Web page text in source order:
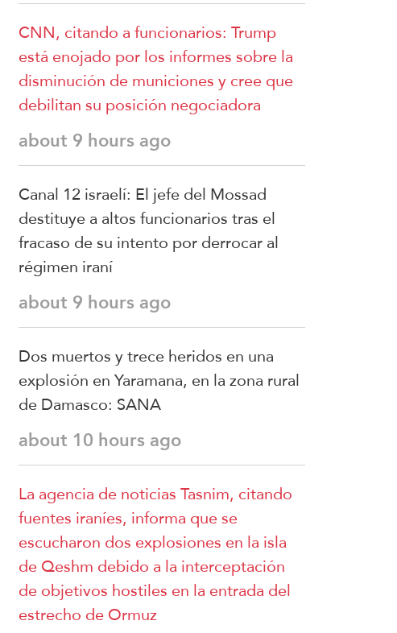
CNN, citando a funcionarios: Trump
está enojado por los informes sobre la
disminución de municiones y cree que
debilitan su posición negociadora
about 9 hours ago
Canal 12 israelí: El jefe del Mossad
destituye a altos funcionarios tras el
fracaso de su intento por derrocar al
régimen iraní
about 9 hours ago
Dos muertos y trece heridos en una
explosión en Yaramana, en la zona rural
de Damasco: SANA
about 10 hours ago
La agencia de noticias Tasnim, citando
fuentes iraníes, informa que se
escucharon dos explosiones en la isla
de Qeshm debido a la interceptación
de objetivos hostiles en la entrada del
estrecho de Ormuz